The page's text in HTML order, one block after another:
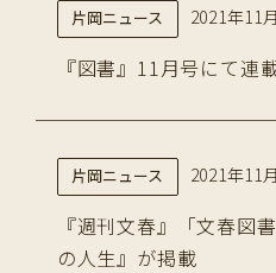
片岡ニュース 2021年11
『図書』11月号にて連
片岡ニュース 2021年11
『週刊文春』「文春図
の人生』が掲載